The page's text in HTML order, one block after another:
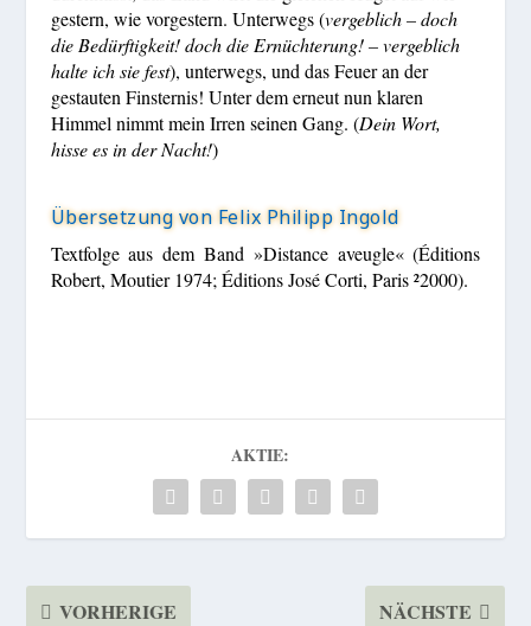
gestern, wie vorgestern. Unterwegs (vergeblich – doch
die Bedürftigkeit! doch die Ernüchterung! – vergeblich
halte ich sie fest), unterwegs, und das Feuer an der
gestauten Finsternis! Unter dem erneut nun klaren
Himmel nimmt mein Irren seinen Gang. (Dein Wort,
hisse es in der Nacht!)
Übersetzung von Felix Philipp Ingold
Textfolge aus dem Band »Distance aveugle« (Éditions
Robert, Moutier 1974; Éditions José Corti, Paris ²2000).
AKTIE:
VORHERIGE NÄCHSTE